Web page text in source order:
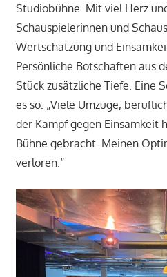
Studiobühne. Mit viel Herz
Schauspielerinnen und
Wertschätzung und
Persönliche Botschaften aus
Stück zusätzliche Tiefe. Eine
es so: „Viele Umzüge,
der Kampf gegen Einsamkeit
Bühne gebracht. Meinen
verloren.“